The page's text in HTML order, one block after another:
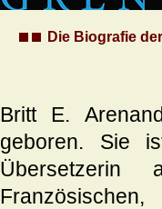
Die Biografie
Britt E.
geboren. Sie